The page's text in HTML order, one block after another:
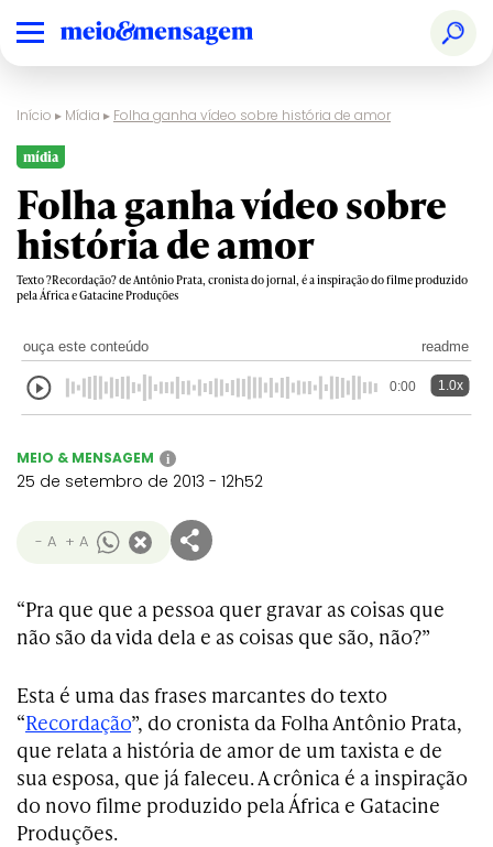
Início ▸ Mídia ▸ Folha ganha vídeo sobre história de amor
mídia
Folha ganha vídeo sobre
história de amor
Texto ?Recordação? de Antônio Prata, cronista do jornal, é a inspiração do filme produzido
pela África e Gatacine Produções
ouça este conteúdo readme
0:00 1.0x
MEIO & MENSAGEM i
25 de setembro de 2013 - 12h52
- A + A
“Pra que que a pessoa quer gravar as coisas que
não são da vida dela e as coisas que são, não?”
Esta é uma das frases marcantes do texto
“Recordação”, do cronista da Folha Antônio Prata,
que relata a história de amor de um taxista e de
sua esposa, que já faleceu. A crônica é a inspiração
do novo filme produzido pela África e Gatacine
Produções.